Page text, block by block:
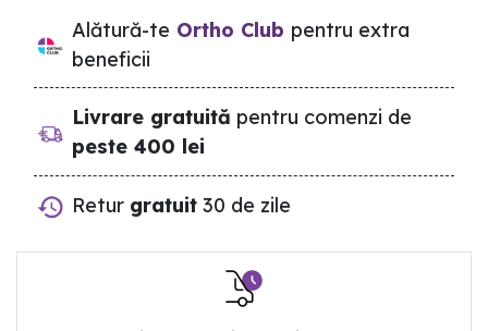
Alătură-te Ortho Club pentru extra
beneficii
Livrare gratuită pentru comenzi de
peste 400 lei
Retur gratuit 30 de zile